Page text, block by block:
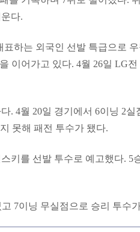
다.
하는 외국인 선발 특급으로
이어가고 있다. 4월 26일 LG
. 4월 20일 경기에서 6이닝 2실
못해 패전 투수가 됐다.
키를 선발 투수로 예고했다. 5
7이닝 무실점으로 승리 투수